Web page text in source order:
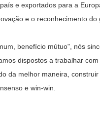
e exportados para a
e o reconhecimento do
benefício mútuo", nós
dispostos a trabalhar
da melhor maneira,
e win-win.